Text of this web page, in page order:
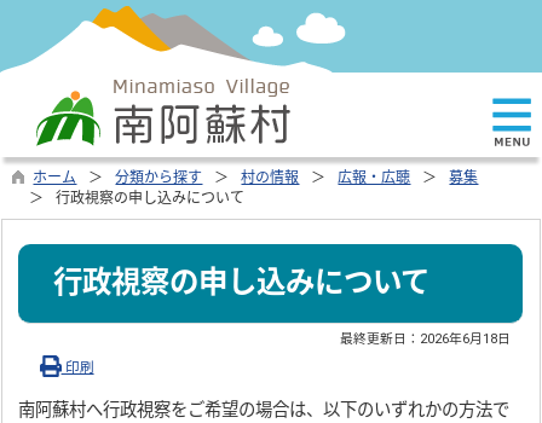
ホーム 分類から探す 村の情報 広報・広聴
募集
行政視察の申し込みについて
行政視察の申し込みについて
最終更新日： 2026年6月18日
印刷
南阿蘇村へ行政視察をご希望の場合は、以下のいずれかの方法で